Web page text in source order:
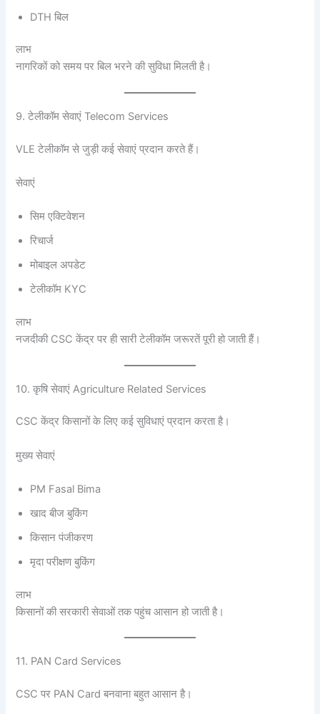
DTH बिल
लाभ
नागरिकों को समय पर बिल भरने की सुविधा मिलती है।
9. टेलीकॉम सेवाएं Telecom Services
VLE टेलीकॉम से जुड़ी कई सेवाएं प्रदान करते हैं।
सेवाएं
सिम एक्टिवेशन
रिचार्ज
मोबाइल अपडेट
टेलीकॉम KYC
लाभ
नजदीकी CSC केंद्र पर ही सारी टेलीकॉम जरूरतें पूरी हो जाती हैं।
10. कृषि सेवाएं Agriculture Related Services
CSC केंद्र किसानों के लिए कई सुविधाएं प्रदान करता है।
मुख्य सेवाएं
PM Fasal Bima
खाद बीज बुकिंग
किसान पंजीकरण
मृदा परीक्षण बुकिंग
लाभ
किसानों की सरकारी सेवाओं तक पहुंच आसान हो जाती है।
11. PAN Card Services
CSC पर PAN Card बनवाना बहुत आसान है।